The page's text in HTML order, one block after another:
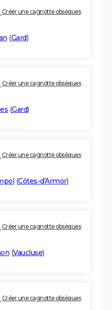
Créer une cagnotte obsèques
(Gard)
Créer une cagnotte obsèques
(Gard)
Créer une cagnotte obsèques
(Côtes-d'Armor)
Créer une cagnotte obsèques
(Vaucluse)
Créer une cagnotte obsèques